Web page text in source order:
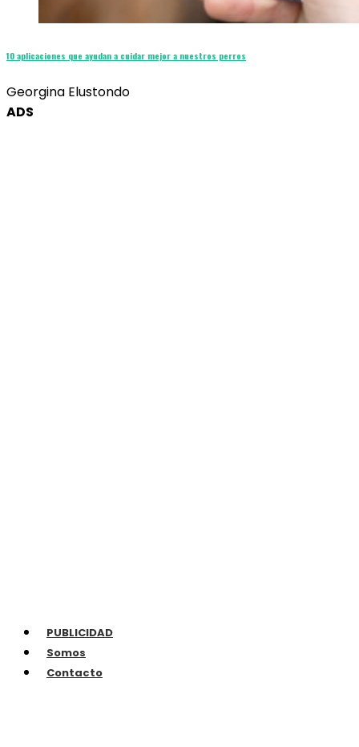
10 aplicaciones que ayudan a cuidar mejor a nuestros perros
Georgina Elustondo
ADS
PUBLICIDAD
Somos
Contacto